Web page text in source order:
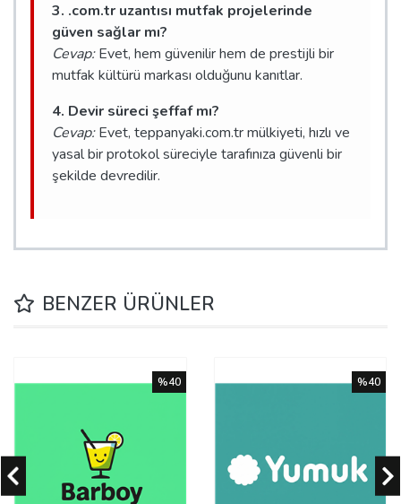
3. .com.tr uzantısı mutfak projelerinde
güven sağlar mı?
Cevap:Evet, hem güvenilir hem de prestijli bir
mutfak kültürü markası olduğunu kanıtlar.
4. Devir süreci şeffaf mı?
Cevap:Evet, teppanyaki.com.tr mülkiyeti, hızlı ve
yasal bir protokol süreciyle tarafınıza güvenli bir
şekilde devredilir.
BENZER ÜRÜNLER
%40 %40